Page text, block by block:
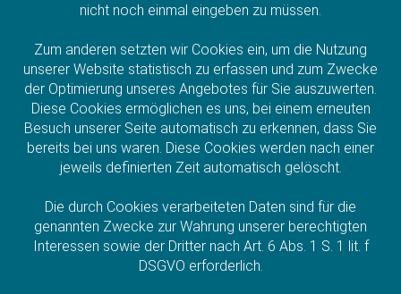
nicht noch einmal eingeben zu müssen.
Zum anderen setzten wir Cookies ein, um die Nutzung
unserer Website statistisch zu erfassen und zum Zwecke
der Optimierung unseres Angebotes für Sie auszuwerten.
Diese Cookies ermöglichen es uns, bei einem erneuten
Besuch unserer Seite automatisch zu erkennen, dass Sie
bereits bei uns waren. Diese Cookies werden nach einer
jeweils definierten Zeit automatisch gelöscht.
Die durch Cookies verarbeiteten Daten sind für die
genannten Zwecke zur Wahrung unserer berechtigten
Interessen sowie der Dritter nach Art. 6 Abs. 1 S. 1 lit. f
DSGVO erforderlich.